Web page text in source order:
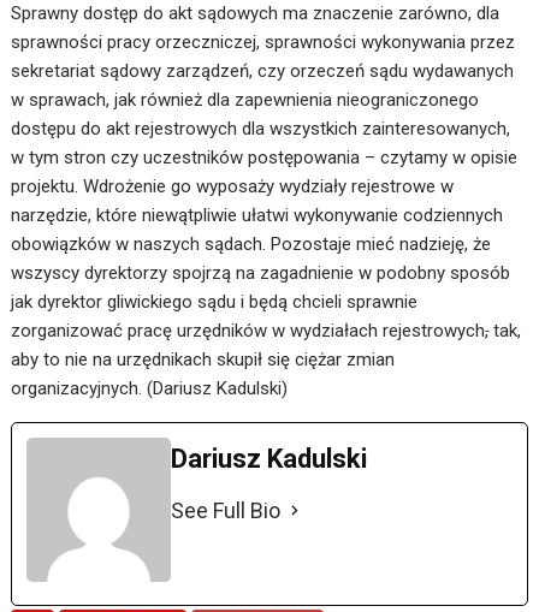
Sprawny dostęp do akt sądowych ma znaczenie zarówno, dla
sprawności pracy orzeczniczej, sprawności wykonywania przez
sekretariat sądowy zarządzeń, czy orzeczeń sądu wydawanych
w sprawach, jak również dla zapewnienia nieograniczonego
dostępu do akt rejestrowych dla wszystkich zainteresowanych,
w tym stron czy uczestników postępowania – czytamy w opisie
projektu. Wdrożenie go wyposaży wydziały rejestrowe w
narzędzie, które niewątpliwie ułatwi wykonywanie codziennych
obowiązków w naszych sądach. Pozostaje mieć nadzieję, że
wszyscy dyrektorzy spojrzą na zagadnienie w podobny sposób
jak dyrektor gliwickiego sądu i będą chcieli sprawnie
zorganizować pracę urzędników w wydziałach rejestrowych,tak,
aby to nie na urzędnikach skupił się ciężar zmian
organizacyjnych. (Dariusz Kadulski)
Dariusz Kadulski
See Full Bio